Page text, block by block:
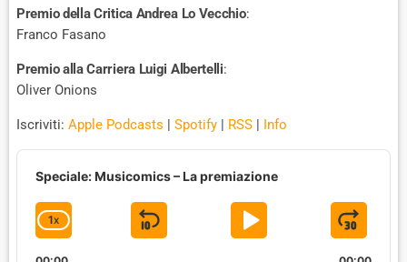
Premio della Critica Andrea Lo Vecchio:
Franco Fasano
Premio alla Carriera Luigi Albertelli:
Oliver Onions
Iscriviti: Apple Podcasts | Spotify | RSS | Info
A
Speciale: Musicomics – La premiazione
C
1X
S
P
J